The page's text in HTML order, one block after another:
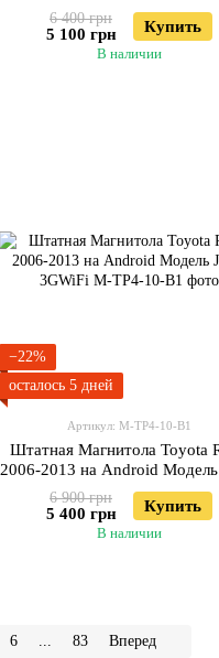
Модель JAC-3GWiFi
6 400 грн
5 100 грн Купить
В наличии
−22%
осталось 5 дней
Артикул: М-ТР4-10-В1
Штатная Магнитола Toyota
2006-2013 на Android
3GWiFi
6 900 грн
5 400 грн Купить
В наличии
6 ... 83 Вперед